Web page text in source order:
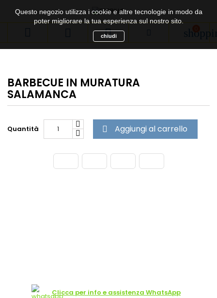
  
BARBECUE IN MURATURA
SALAMANCA
Quantità  Aggiungi al carrello
Clicca per info e assistenza WhatsApp
Questo negozio utilizza i cookie e altre tecnologie in modo da
poter migliorare la tua esperienza sul nostro sito.
chiudi